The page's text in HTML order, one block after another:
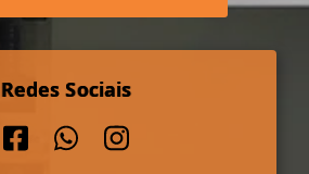
Redes Sociais